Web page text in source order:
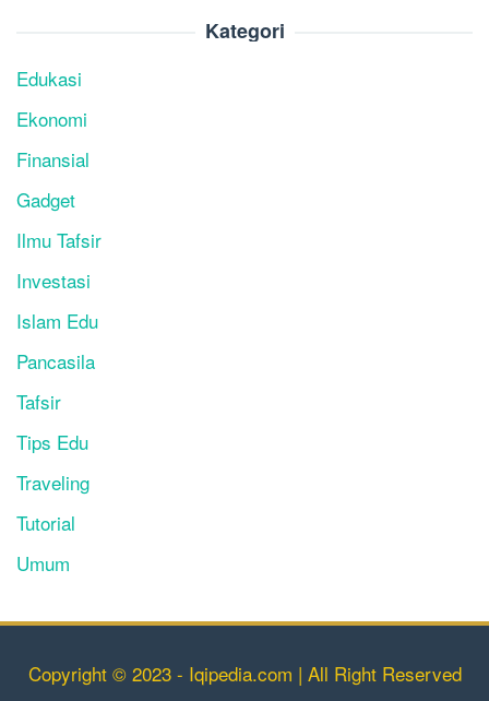
Kategori
Edukasi
Ekonomi
Finansial
Gadget
Ilmu Tafsir
Investasi
Islam Edu
Pancasila
Tafsir
Tips Edu
Traveling
Tutorial
Umum
Copyright © 2023 - Iqipedia.com | All Right Reserved